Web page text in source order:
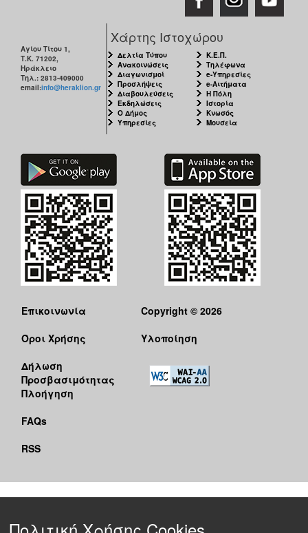
Αγίου Τίτου 1,
Τ.Κ. 71202,
Ηράκλειο
Τηλ.: 2813-409000
email:info@heraklion.gr
Χάρτης Ιστοχώρου
Δελτία Τύπου
Ανακοινώσεις
Διαγωνισμοί
Προσλήψεις
Διαβουλεύσεις
Εκδηλώσεις
Ο Δήμος
Υπηρεσίες
Κ.Ε.Π.
Τηλέφωνα
e-Υπηρεσίες
e-Αιτήματα
Η Πόλη
Ιστορία
Κνωσός
Μουσεία
Επικοινωνία
Όροι Χρήσης
Δήλωση
Προσβασιμότητας
Πλοήγηση
FAQs
RSS
Copyright © 2026
Υλοποίηση